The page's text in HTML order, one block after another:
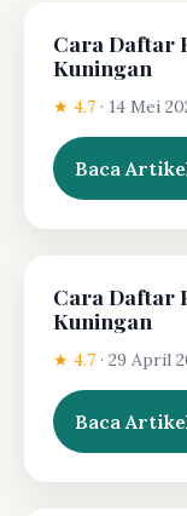
Cara Daftar
Kuningan
★ 4.7 · 14 Mei
Baca
Cara Daftar
Kuningan
★ 4.7 · 29 April
Baca